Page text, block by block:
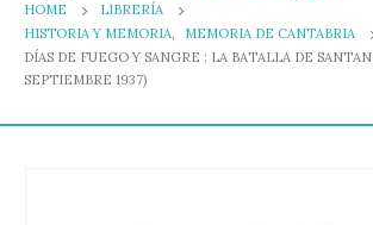
HOME
LIBRERÍA
HISTORIA Y MEMORIA,
MEMORIA DE CANTABRIA
DÍAS DE FUEGO Y SANGRE : LA BATALLA DE
SEPTIEMBRE 1937)